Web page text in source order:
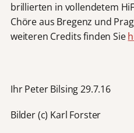
brillierten in vollendetem
Chöre aus Bregenz und
weiteren Credits finden Sie
Ihr Peter Bilsing 29.7.16
Bilder (c) Karl Forster